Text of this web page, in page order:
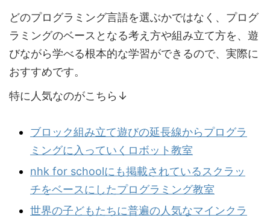
どのプログラミング言語を選ぶかではなく、プログ
ラミングのベースとなる考え方や組み立て方を、遊
びながら学べる根本的な学習ができるので、実際に
おすすめです。
特に人気なのがこちら↓
ブロック組み立て遊びの延長線からプログラ
ミングに入っていくロボット教室
nhk for schoolにも掲載されているスクラッ
チをベースにしたプログラミング教室
世界の子どもたちに普遍の人気なマインクラ